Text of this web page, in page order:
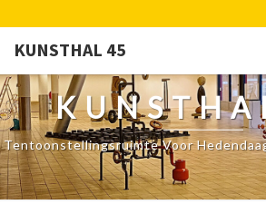
KUNSTHAL 45
Tentoonstellingsruimte Voor